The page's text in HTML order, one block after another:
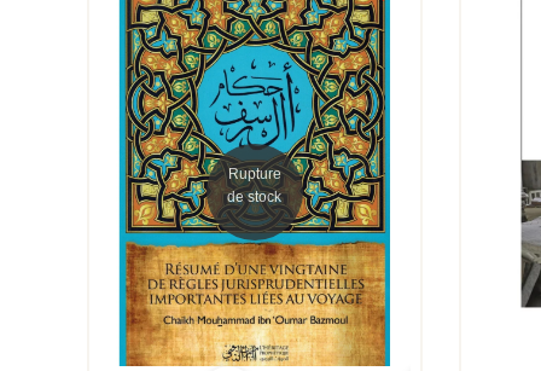
Rupture
de stock